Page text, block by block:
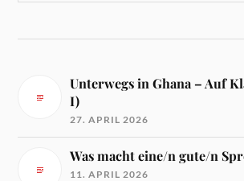
Unterwegs in Ghana – Auf
I)
27. APRIL 2026
Was macht eine/n gute/n
11. APRIL 2026